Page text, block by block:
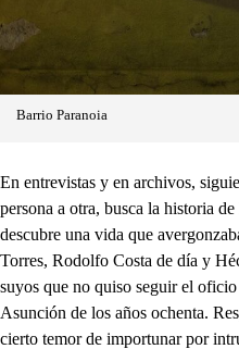
Barrio Paranoia
En entrevistas y en archivos,
persona a otra, busca la historia
descubre una vida que
Torres, Rodolfo Costa de día y
suyos que no quiso seguir el
Asunción de los años ochenta.
cierto temor de importunar por